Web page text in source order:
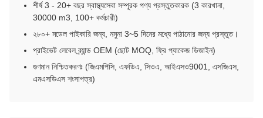
শীর্ষ 3 - 20+ বছর স্বাস্থ্যসেবা সম্পূরক পণ্য প্রস্তুতকারক (3 কারখানা,
30000 m3, 100+ কর্মচারী)
২৮০+ মডেল পাইকারি জন্য, নমুনা 3~5 দিনের মধ্যে পাঠানোর জন্য প্রস্তুত।
প্রাইভেট লেবেল ব্র্যান্ড OEM (ছোট MOQ, ফ্রি প্যাকেজ ডিজাইন)
গুণমান নিশ্চিতকরণঃ (জিএমপিসি, এফডিএ, সিওএ, আইএসও9001, এসজিএস,
এমএসডিএস শংসাপত্র)